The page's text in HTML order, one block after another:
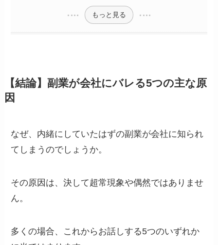
もっと見る
【結論】副業が会社にバレる5つの主な原
因
なぜ、内緒にしていたはずの副業が会社に知られ
てしまうのでしょうか。
その原因は、決して超常現象や偶然ではありませ
ん。
多くの場合、これからお話しする5つのいずれか